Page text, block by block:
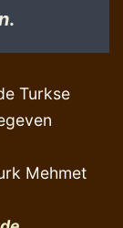
.
Turkse
Mehmet